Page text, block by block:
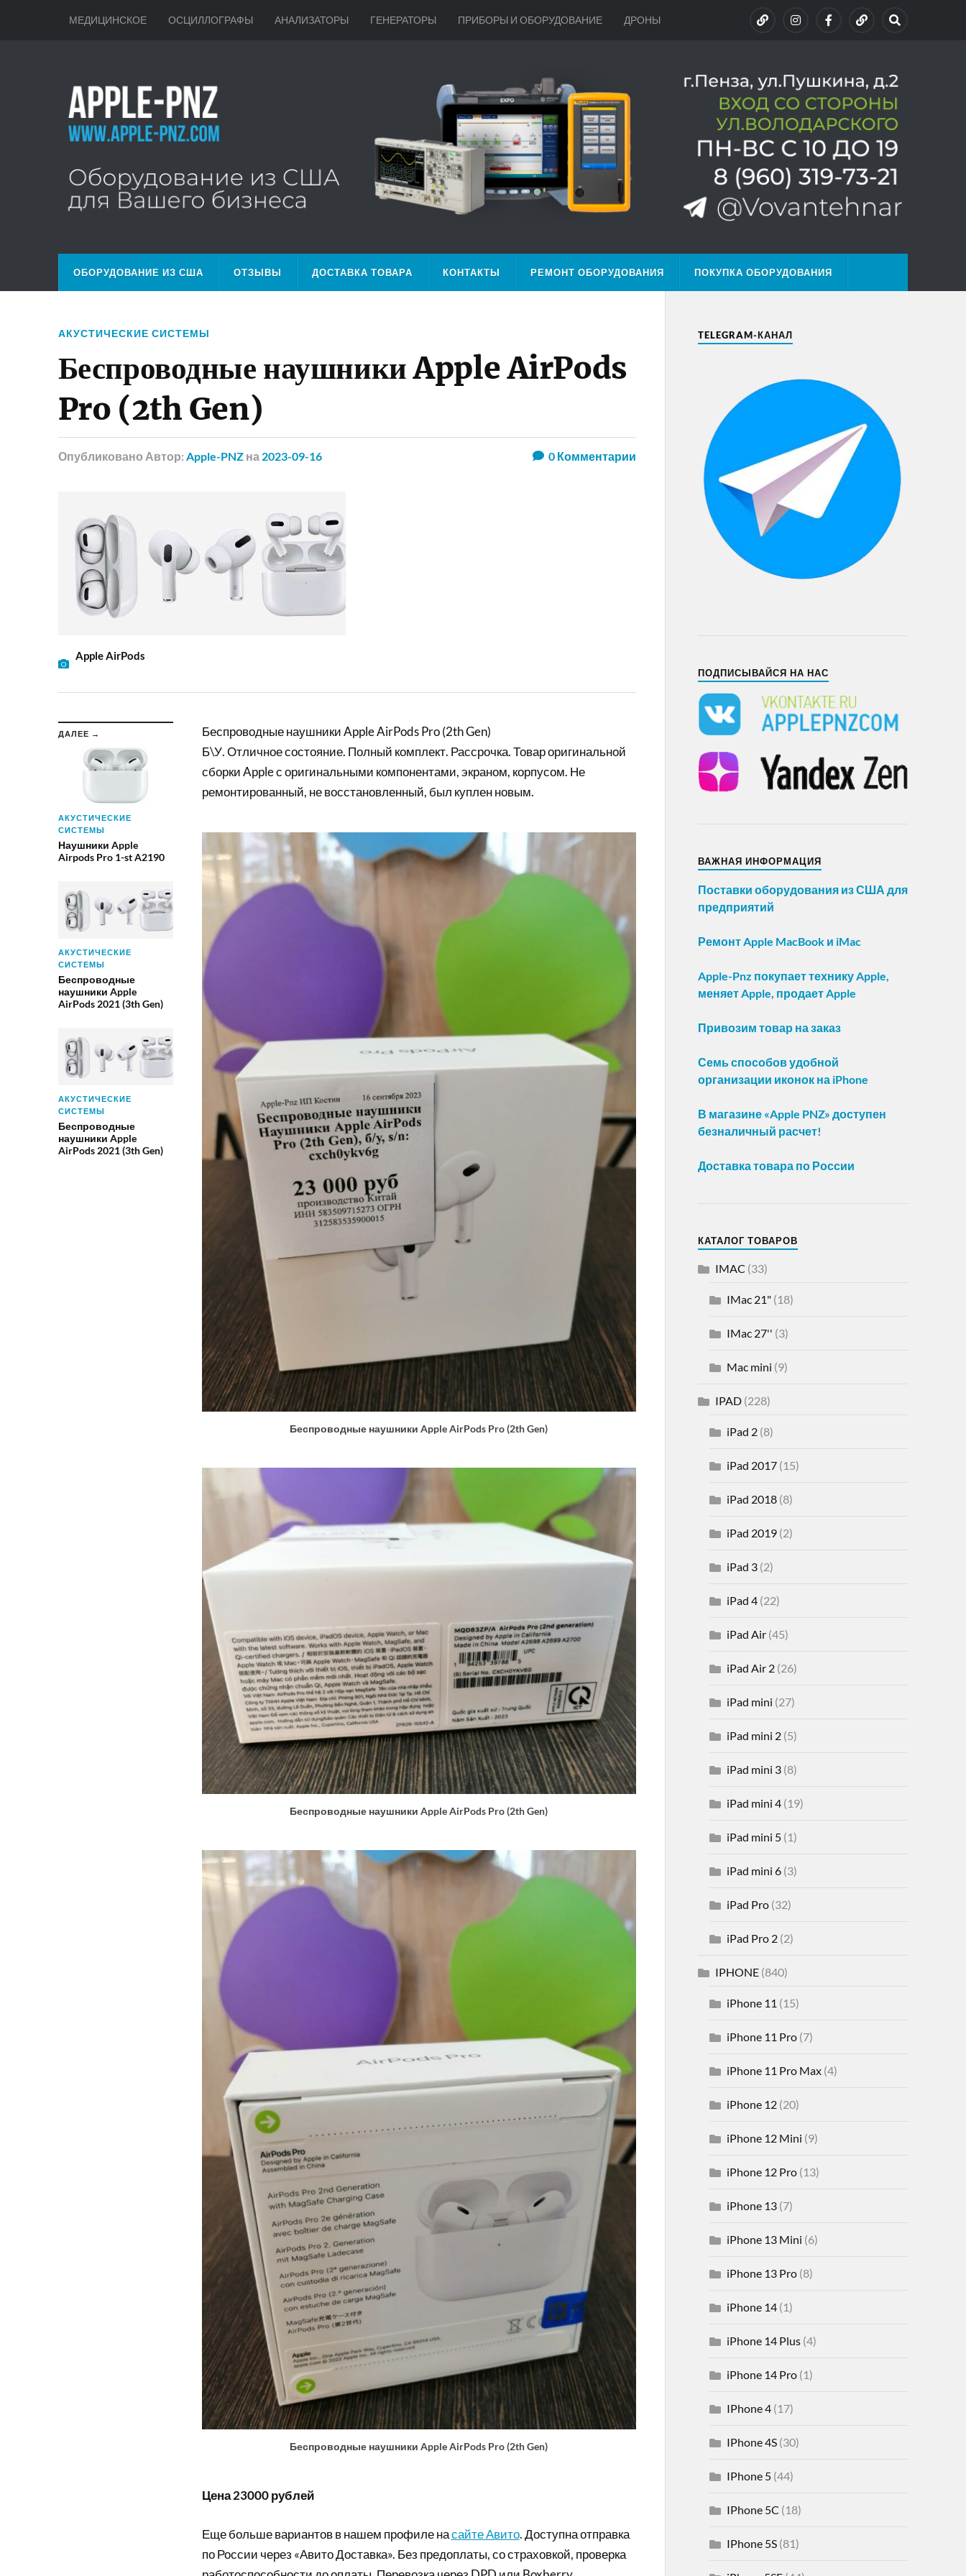
МЕДИЦИНСКОЕ ОСЦИЛЛОГРАФЫ АНАЛИЗАТОРЫ ГЕНЕРАТОРЫ ПРИБОРЫ И ОБОРУДОВАНИЕ ДРОНЫ
ОБОРУДОВАНИЕ ИЗ США ОТЗЫВЫ ДОСТАВКА ТОВАРА КОНТАКТЫ РЕМОНТ ОБОРУДОВАНИЯ ПОКУПКА ОБОРУДОВАНИЯ
АКУСТИЧЕСКИЕ СИСТЕМЫ
Беспроводные наушники Apple AirPods
Pro (2th Gen)
Опубликовано Автор: Apple-PNZ на 2023-09-16 0Комментарии
Apple AirPods
ДАЛЕЕ →
АКУСТИЧЕСКИЕ
СИСТЕМЫ
Наушники Apple
Airpods Pro 1-st A2190
АКУСТИЧЕСКИЕ
СИСТЕМЫ
Беспроводные
наушники Apple
AirPods 2021 (3th Gen)
АКУСТИЧЕСКИЕ
СИСТЕМЫ
Беспроводные
наушники Apple
AirPods 2021 (3th Gen)
Беспроводные наушники Apple AirPods Pro (2th Gen)
Б\У. Отличное состояние. Полный комплект. Рассрочка. Товар оригинальной
сборки Apple с оригинальными компонентами, экраном, корпусом. Не
ремонтированный, не восстановленный, был куплен новым.
Беспроводные наушники Apple AirPods Pro (2th Gen)
Беспроводные наушники Apple AirPods Pro (2th Gen)
Беспроводные наушники Apple AirPods Pro (2th Gen)
Цена 23000 рублей
Еще больше вариантов в нашем профиле насайте Авито. Доступна отправка
по России через «Авито Доставка». Без предоплаты, со страховкой, проверка
TELEGRAM-КАНАЛ
ПОДПИСЫВАЙСЯ НА НАС
ВАЖНАЯ ИНФОРМАЦИЯ
Поставки оборудования из США для
предприятий
Ремонт Apple MacBook и iMac
Apple-Pnz покупает технику Apple,
меняет Apple, продает Apple
Привозим товар на заказ
Семь способов удобной
организации иконок на iPhone
В магазине «Apple PNZ» доступен
безналичный расчет!
Доставка товара по России
КАТАЛОГ ТОВАРОВ
IMAC (33)
IMac 21"(18)
IMac 27'' (3)
Mac mini (9)
IPAD(228)
iPad 2(8)
iPad 2017(15)
iPad 2018(8)
iPad 2019(2)
iPad 3(2)
iPad 4(22)
iPad Air(45)
iPad Air 2(26)
iPad mini (27)
iPad mini 2(5)
iPad mini 3(8)
iPad mini 4(19)
iPad mini 5(1)
iPad mini 6(3)
iPad Pro(32)
iPad Pro 2(2)
IPHONE(840)
iPhone 11 (15)
iPhone 11 Pro(7)
iPhone 11 Pro Max(4)
iPhone 12(20)
iPhone 12 Mini (9)
iPhone 12 Pro(13)
iPhone 13(7)
iPhone 13 Mini (6)
iPhone 13 Pro(8)
iPhone 14(1)
iPhone 14 Plus(4)
iPhone 14 Pro(1)
IPhone 4(17)
IPhone 4S(30)
IPhone 5(44)
IPhone 5C (18)
IPhone 5S(81)